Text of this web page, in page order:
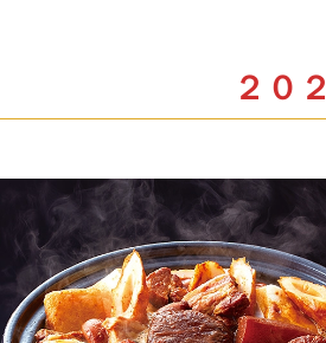
２０